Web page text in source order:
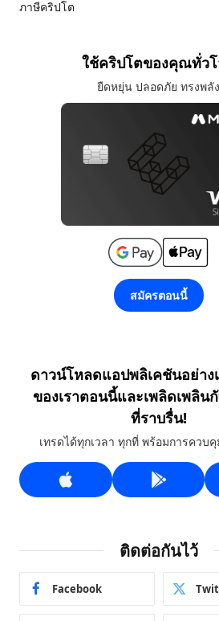
ภาษีคริปโต
ใช้คริปโตของคุณทั่ว
ยืดหยุ่น ปลอดภัย ทรงพลัง
สมัครตอนนี้
ดาวน์โหลดแอปพลิเคชันอย่าง
ของเราตอนนี้และเพลิดเพลิน
ที่ราบรื่น!
เทรดได้ทุกเวลา ทุกที่ พร้อมการควบ
ติดต่อกันไว้
Facebook